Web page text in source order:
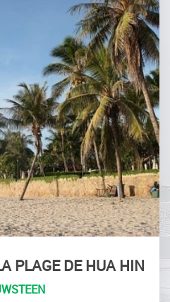
PLAGE DE HUA HIN